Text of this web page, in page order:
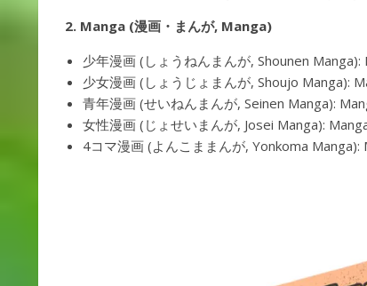
2. Manga (漫画・まんが, Manga)
少年漫画 (しょうねんまんが, Shounen
少女漫画 (しょうじょまんが, Shoujo Manga):
青年漫画 (せいねんまんが, Seinen Manga):
女性漫画 (じょせいまんが, Josei Manga):
4コマ漫画 (よんこままんが, Yonkoma